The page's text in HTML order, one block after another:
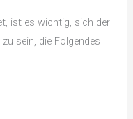
ist es wichtig, sich der
sein, die Folgendes